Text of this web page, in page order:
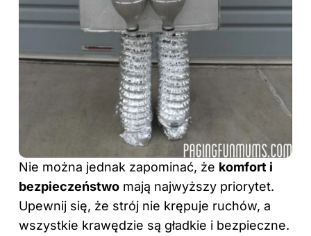
Nie można jednak zapominać, że komfort i
bezpieczeństwo mają najwyższy priorytet.
Upewnij się, że strój nie krępuje ruchów, a
wszystkie krawędzie są gładkie i bezpieczne.